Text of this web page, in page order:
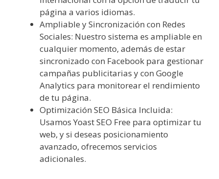
página a varios idiomas.
Ampliable y Sincronización con Redes
Sociales: Nuestro sistema es ampliable en
cualquier momento, además de estar
sincronizado con Facebook para gestionar
campañas publicitarias y con Google
Analytics para monitorear el rendimiento
de tu página.
Optimización SEO Básica Incluida:
Usamos Yoast SEO Free para optimizar tu
web, y si deseas posicionamiento
avanzado, ofrecemos servicios
adicionales.